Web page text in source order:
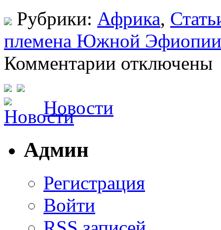
Рубрики: Африка,
племена Южной Эфиопии
Комментарии отключены
Новости
Админ
Регистрация
Войти